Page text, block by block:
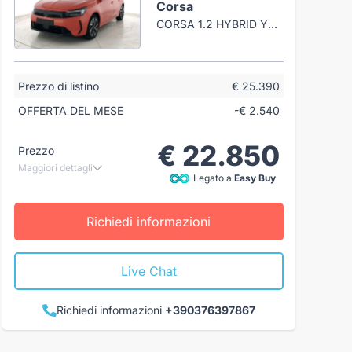
Corsa
CORSA 1.2 HYBRID YES 110CV DCT6
Prezzo di listino
€ 25.390
OFFERTA DEL MESE
-€ 2.540
Prezzo
Maggiori dettagli € 22.850
Legato a Easy Buy
Richiedi informazioni
Live Chat
Richiedi informazioni +390376397867